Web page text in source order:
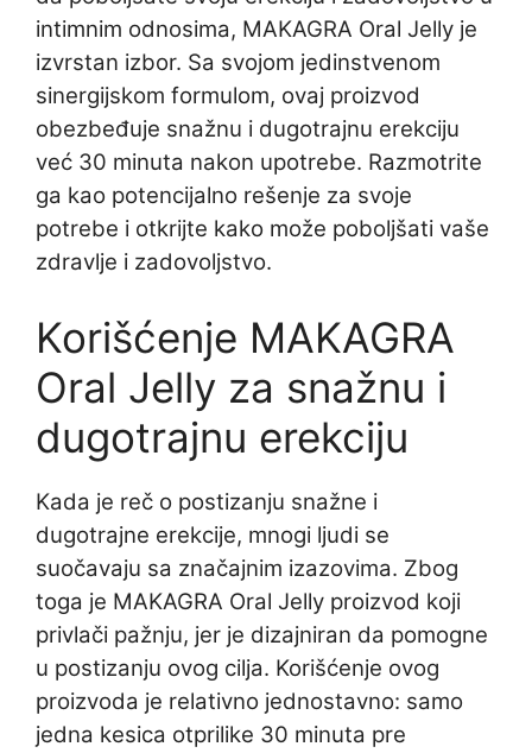
intimnim odnosima, MAKAGRA Oral Jelly je
izvrstan izbor. Sa svojom jedinstvenom
sinergijskom formulom, ovaj proizvod
obezbeđuje snažnu i dugotrajnu erekciju
već 30 minuta nakon upotrebe. Razmotrite
ga kao potencijalno rešenje za svoje
potrebe i otkrijte kako može poboljšati vaše
zdravlje i zadovoljstvo.
Korišćenje MAKAGRA
Oral Jelly za snažnu i
dugotrajnu erekciju
Kada je reč o postizanju snažne i
dugotrajne erekcije, mnogi ljudi se
suočavaju sa značajnim izazovima. Zbog
toga je MAKAGRA Oral Jelly proizvod koji
privlači pažnju, jer je dizajniran da pomogne
u postizanju ovog cilja. Korišćenje ovog
proizvoda je relativno jednostavno: samo
jedna kesica otprilike 30 minuta pre